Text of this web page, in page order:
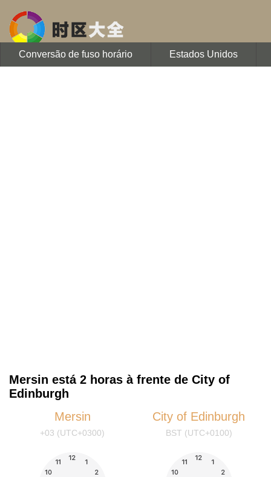
Conversão de fuso horário Estados Unidos
Mersin está 2 horas à frente de City of
Edinburgh
Mersin
+03 (UTC+0300)
City of Edinburgh
BST (UTC+0100)